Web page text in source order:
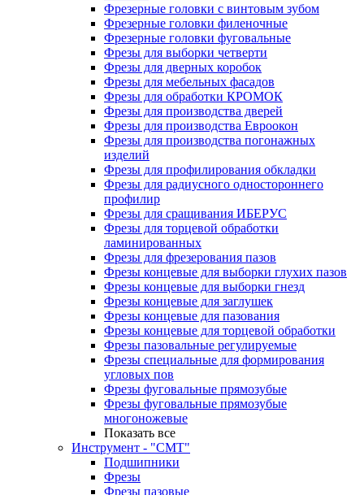
Фрезерные головки с винтовым зубом
Фрезерные головки филеночные
Фрезерные головки фуговальные
Фрезы для выборки четверти
Фрезы для дверных коробок
Фрезы для мебельных фасадов
Фрезы для обработки КРОМОК
Фрезы для производства дверей
Фрезы для производства Евроокон
Фрезы для производства погонажных
изделий
Фрезы для профилирования обкладки
Фрезы для радиусного одностороннего
профилир
Фрезы для сращивания ИБЕРУС
Фрезы для торцевой обработки
ламинированных
Фрезы для фрезерования пазов
Фрезы концевые для выборки глухих пазов
Фрезы концевые для выборки гнезд
Фрезы концевые для заглушек
Фрезы концевые для пазования
Фрезы концевые для торцевой обработки
Фрезы пазовальные регулируемые
Фрезы специальные для формирования
угловых пов
Фрезы фуговальные прямозубые
Фрезы фуговальные прямозубые
многоножевые
Показать все
Инструмент - "СМТ"
Подшипники
Фрезы
Фрезы пазовые